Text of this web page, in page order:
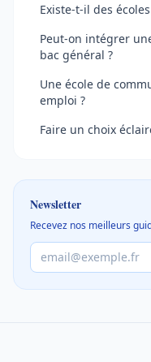
Existe-t-il des
Peut-on intégrer
bac général ?
Une école de
emploi ?
Faire un choix
Newsletter
Recevez nos meilleurs